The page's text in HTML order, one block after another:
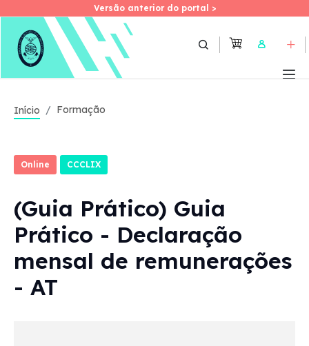
Skip
Versão anterior do portal >
Versão anterior do portal >
User
Início Formação
Online CCCLIX
(Guia Prático) Guia
Prático - Declaração
mensal de remunerações
- AT